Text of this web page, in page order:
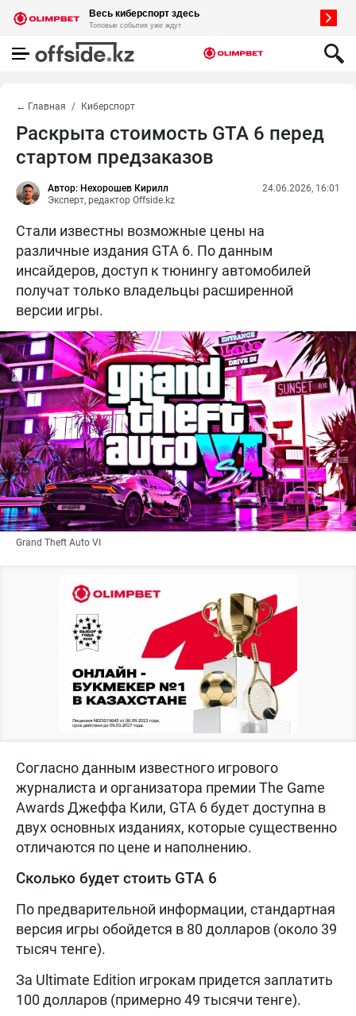
← Главная Киберспорт
Раскрыта стоимость GTA 6 перед
стартом предзаказов
Автор: Нехорошев Кирилл
Эксперт, редактор Offside.kz
24.06.2026, 16:01
Стали известны возможные цены на
различные издания GTA 6. По данным
инсайдеров, доступ к тюнингу автомобилей
получат только владельцы расширенной
версии игры.
Grand Theft Auto VI
Согласно данным известного игрового
журналиста и организатора премии The Game
Awards Джеффа Кили, GTA 6 будет доступна в
двух основных изданиях, которые существенно
отличаются по цене и наполнению.
Сколько будет стоить GTA 6
По предварительной информации, стандартная
версия игры обойдется в 80 долларов (около 39
тысяч тенге).
За Ultimate Edition игрокам придется заплатить
100 долларов (примерно 49 тысячи тенге).